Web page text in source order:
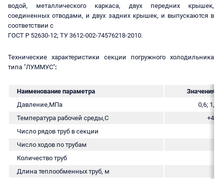
водой, металлического каркаса, двух передних крышек,
соединенных отводами, и двух задних крышек, и выпускаются в
соответствии с
ГОСТ Р 52630-12; ТУ 3612-002-74576218-2010.
Технические характеристики секции погружного холодильника
типа "ЛУММУС":
Наименование параметра
Значения
Давление,МПа
0,6; 1,6;
Температура рабочей среды,С
Число рядов труб в секции
Число ходов по трубам
Количество труб
Длина теплообменных труб, м